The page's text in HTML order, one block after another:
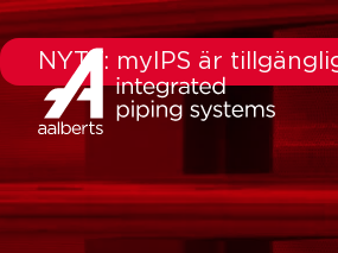
NYTT: myIPS är